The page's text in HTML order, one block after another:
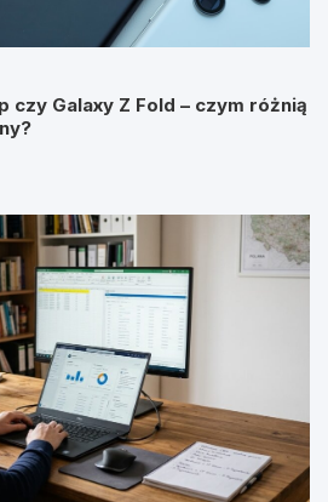
czy Galaxy Z Fold – czym różnią